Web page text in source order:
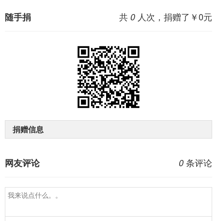
共 0 人次，捐赠了￥0元
随手捐
捐赠信息
0 条评论
网友评论